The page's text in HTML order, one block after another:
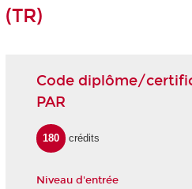
(TR)
Code diplôme/
PAR
180 crédits
Niveau d'entrée